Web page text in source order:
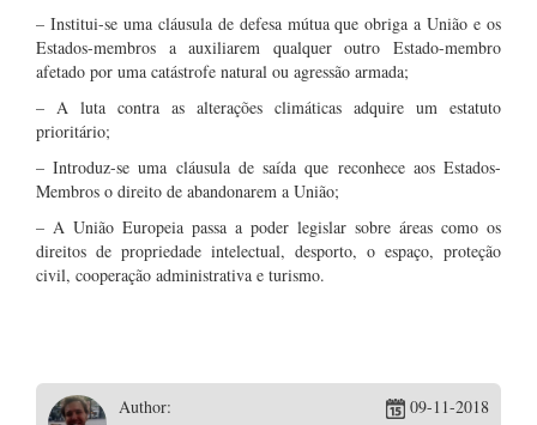
– Institui-se uma cláusula de defesa mútua que obriga a União e os
Estados-membros a auxiliarem qualquer outro Estado-membro
afetado por uma catástrofe natural ou agressão armada;
– A luta contra as alterações climáticas adquire um estatuto
prioritário;
– Introduz-se uma cláusula de saída que reconhece aos Estados-
Membros o direito de abandonarem a União;
– A União Europeia passa a poder legislar sobre áreas como os
direitos de propriedade intelectual, desporto, o espaço, proteção
civil, cooperação administrativa e turismo.
Author: 09-11-2018